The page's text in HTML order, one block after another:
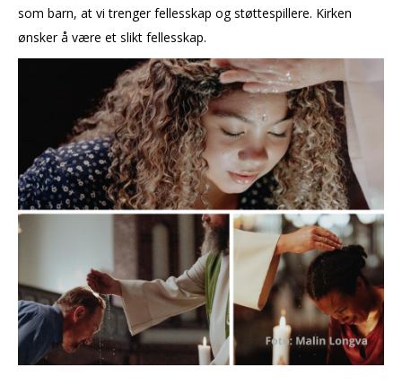
KONTAKT
RÅD OG UTVALG
som barn, at vi trenger fellesskap og støttespillere. Kirken
ønsker å være et slikt fellesskap.